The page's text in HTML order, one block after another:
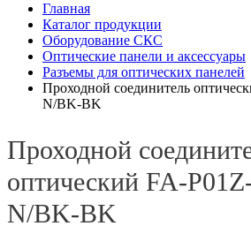
Главная
Каталог продукции
Оборудование СКС
Оптические панели и аксессуары
Разъемы для оптических панелей
Проходной соединитель
N/BK-BK
Проходной
оптический FA-
N/BK-BK